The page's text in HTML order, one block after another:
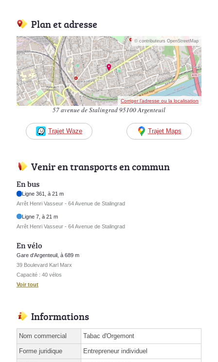
Plan et adresse
© contributeurs OpenStreetMap
Corriger l’adresse ou la localisation
57 avenue de Stalingrad 95100 Argenteuil
Trajet Waze Trajet Maps
Venir en transports en commun
En bus
Ligne 361, à 21 m
Arrêt Henri Vasseur - 64 Avenue de Stalingrad
Ligne 7, à 21 m
Arrêt Henri Vasseur - 64 Avenue de Stalingrad
En vélo
Gare d'Argenteuil, à 689 m
39 Boulevard Karl Marx
Capacité : 40 vélos
Voir tout
Informations
Nom commercial Tabac d'Orgemont
Forme juridique Entrepreneur individuel